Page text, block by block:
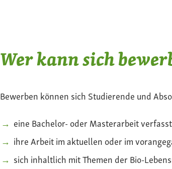
Wer kann sich
Bewerben können sich Studierende und
eine Bachelor- oder Masterarbeit
ihre Arbeit im aktuellen oder im
sich inhaltlich mit Themen der Bio-